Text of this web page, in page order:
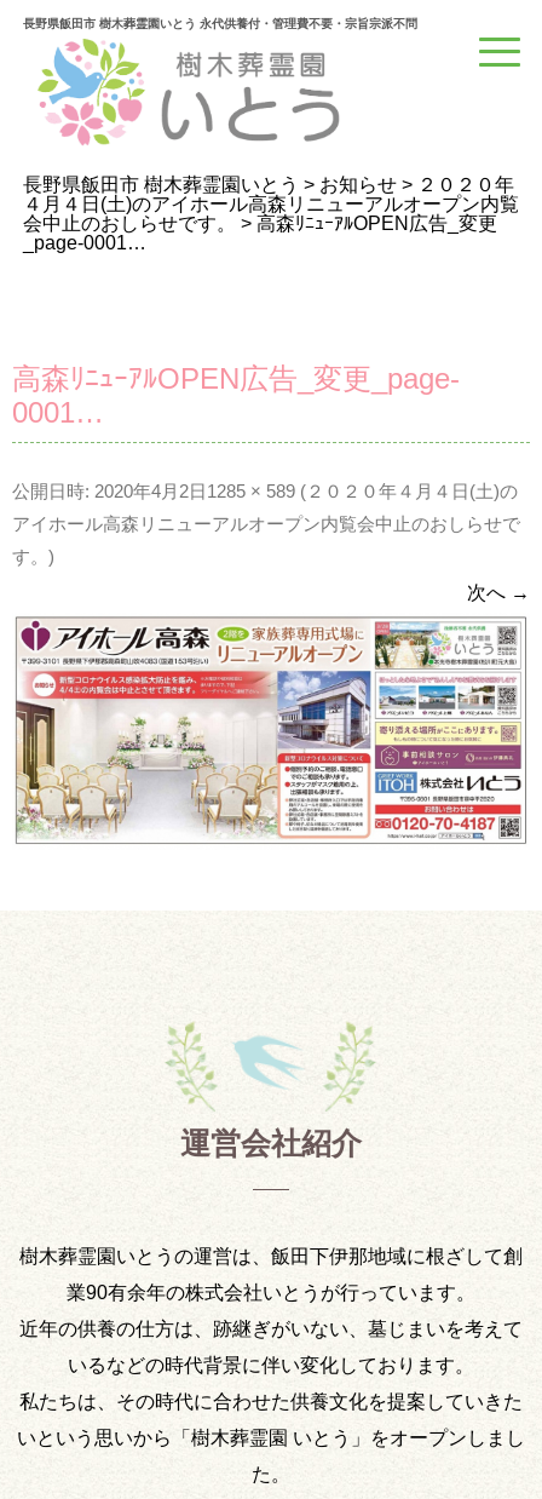
長野県飯田市 樹木葬霊園いとう 永代供養付・管理費不要・宗旨宗派不問
長野県飯田市 樹木葬霊園いとう > お知らせ> ２０２０年
４月４日(土)のアイホール高森リニューアルオープン内覧
会中止のおしらせです。
> 高森ﾘﾆｭｰｱﾙOPEN広告_変更
_page-0001…
高森ﾘﾆｭｰｱﾙOPEN広告_変更_page-
0001…
公開日時: 2020年4月2日 1285 × 589 ( ２０２０年４月４日(土)の
アイホール高森リニューアルオープン内覧会中止のおしらせで
す。 )
次へ →
運営会社紹介
樹木葬霊園いとうの運営は、飯田下伊那地域に根ざして創
業90有余年の株式会社いとうが行っています。
近年の供養の仕方は、跡継ぎがいない、墓じまいを考えて
いるなどの時代背景に伴い変化しております。
私たちは、その時代に合わせた供養文化を提案していきた
いという思いから「樹木葬霊園 いとう」をオープンしまし
た。